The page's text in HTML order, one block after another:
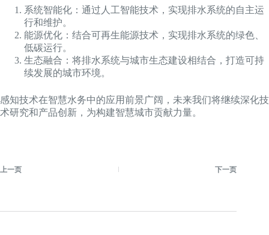
系统智能化：通过人工智能技术，实现排水系统的自主运
行和维护。
能源优化：结合可再生能源技术，实现排水系统的绿色、
低碳运行。
生态融合：将排水系统与城市生态建设相结合，打造可持
续发展的城市环境。
感知技术在智慧水务中的应用前景广阔，未来我们将继续深化技
术研究和产品创新，为构建智慧城市贡献力量。
上一页 下一页